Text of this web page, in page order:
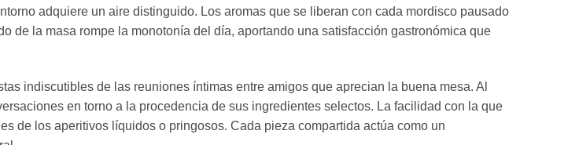
adquiere un aire distinguido. Los aromas que se liberan con cada mordisco pausado
de la masa rompe la monotonía del día, aportando una satisfacción gastronómica que
indiscutibles de las reuniones íntimas entre amigos que aprecian la buena mesa. Al
en torno a la procedencia de sus ingredientes selectos. La facilidad con la que
de los aperitivos líquidos o pringosos. Cada pieza compartida actúa como un